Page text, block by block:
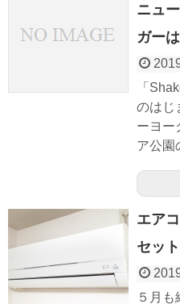
ニュ
ガー
「
のはじ
ーヨー
ア公園
エア
セッ
５月